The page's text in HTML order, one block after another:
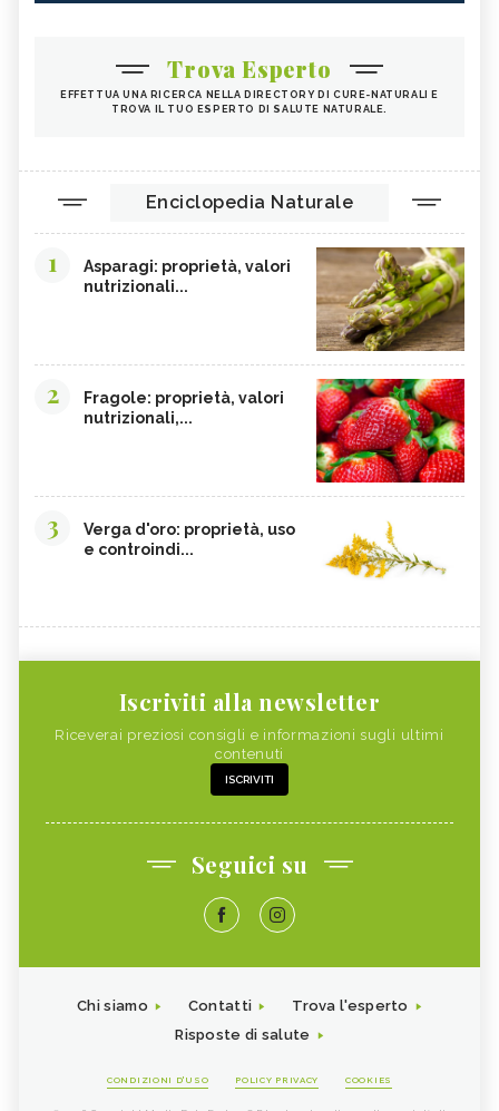
Trova Esperto
EFFETTUA UNA RICERCA NELLA DIRECTORY DI CURE-NATURALI E
TROVA IL TUO ESPERTO DI SALUTE NATURALE.
Enciclopedia Naturale
1
Asparagi: proprietà, valori
nutrizionali...
2
Fragole: proprietà, valori
nutrizionali,...
3
Verga d'oro: proprietà, uso
e controindi...
Iscriviti alla newsletter
Riceverai preziosi consigli e informazioni sugli ultimi
contenuti
ISCRIVITI
Seguici su
Chi siamo Contatti
Trova l'esperto
Risposte di salute
CONDIZIONI D'USO POLICY PRIVACY COOKIES